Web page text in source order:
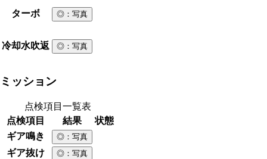
ターボ ◎ ：写真
冷却水吹返 ◎ ：写真
ミッション
点検項目一覧表
点検項目
結果
状態
ギア鳴き
◎ ：写真
ギア抜け ◎ ：写真